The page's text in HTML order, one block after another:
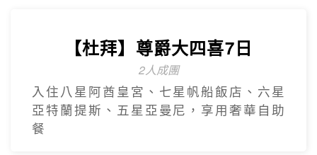
【台灣虎航】閒情釜慶精彩5日
不進保肝
虎航.慶州歷史文化巡禮.松島龍宮雲橋.膠囊
列車.海上纜車.The Bay101.